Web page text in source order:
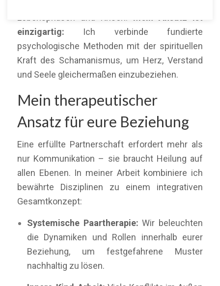
einzigartig: Ich verbinde fundierte
psychologische Methoden mit der spirituellen
Kraft des Schamanismus, um Herz, Verstand
und Seele gleichermaßen einzubeziehen.
Mein therapeutischer
Ansatz für eure Beziehung
Eine erfüllte Partnerschaft erfordert mehr als
nur Kommunikation – sie braucht Heilung auf
allen Ebenen. In meiner Arbeit kombiniere ich
bewährte Disziplinen zu einem integrativen
Gesamtkonzept:
Systemische Paartherapie: Wir beleuchten
die Dynamiken und Rollen innerhalb eurer
Beziehung, um festgefahrene Muster
nachhaltig zu lösen.